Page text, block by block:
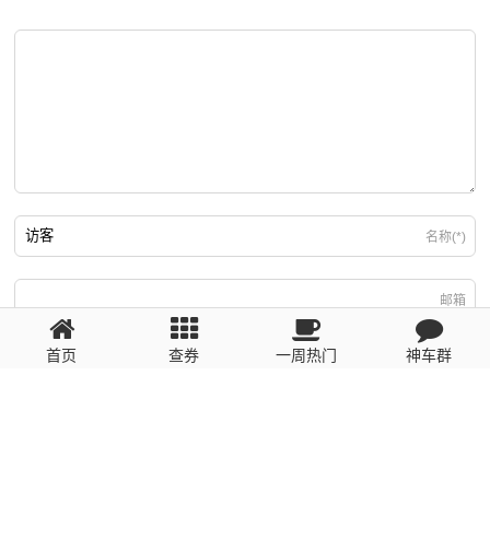
名称(*)
邮箱
回复需填写必要信息
首页 查券 一周热门 神车群